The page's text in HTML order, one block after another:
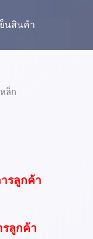
นสินค้า
ล็ก
รลูกค้า
ลูกค้า